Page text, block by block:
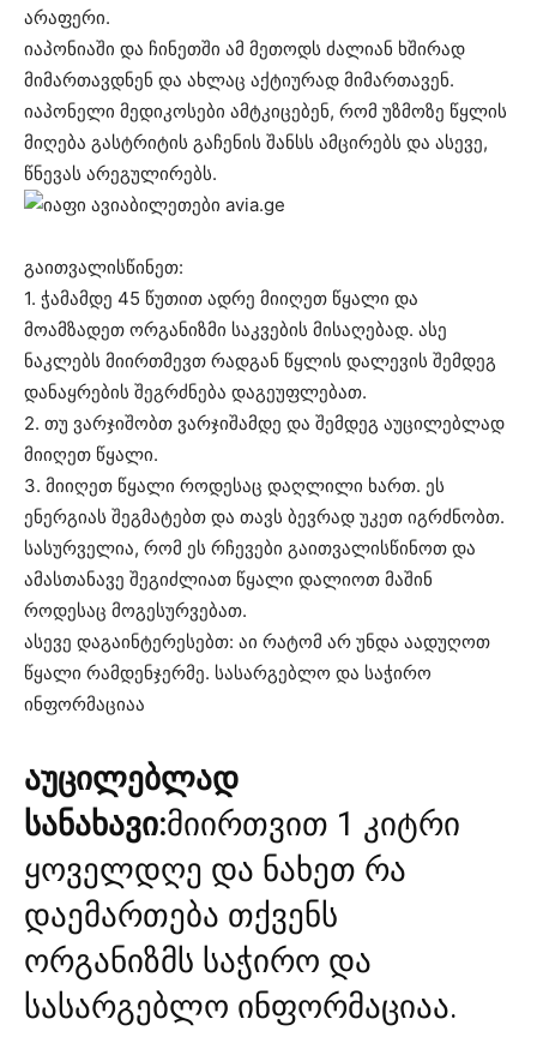
არაფერი.
იაპონიაში და ჩინეთში ამ მეთოდს ძალიან ხშირად
მიმართავდნენ და ახლაც აქტიურად მიმართავენ.
იაპონელი მედიკოსები ამტკიცებენ, რომ უზმოზე წყლის
მიღება გასტრიტის გაჩენის შანსს ამცირებს და ასევე,
წნევას არეგულირებს.
გაითვალისწინეთ:
1. ჭამამდე 45 წუთით ადრე მიიღეთ წყალი და
მოამზადეთ ორგანიზმი საკვების მისაღებად. ასე
ნაკლებს მიირთმევთ რადგან წყლის დალევის შემდეგ
დანაყრების შეგრძნება დაგეუფლებათ.
2. თუ ვარჯიშობთ ვარჯიშამდე და შემდეგ აუცილებლად
მიიღეთ წყალი.
3. მიიღეთ წყალი როდესაც დაღლილი ხართ. ეს
ენერგიას შეგმატებთ და თავს ბევრად უკეთ იგრძნობთ.
სასურველია, რომ ეს რჩევები გაითვალისწინოთ და
ამასთანავე შეგიძლიათ წყალი დალიოთ მაშინ
როდესაც მოგესურვებათ.
ასევე დაგაინტერესებთ: აი რატომ არ უნდა აადუღოთ
წყალი რამდენჯერმე. სასარგებლო და საჭირო
ინფორმაციაა
აუცილებლად
სანახავი:მიირთვით 1 კიტრი
ყოველდღე და ნახეთ რა
დაემართება თქვენს
ორგანიზმს საჭირო და
სასარგებლო ინფორმაციაა.